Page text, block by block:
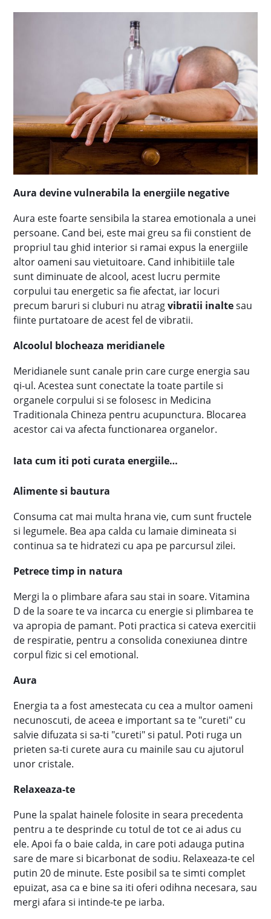
Aura devine vulnerabila la energiile negative
Aura este foarte sensibila la starea emotionala a unei
persoane. Cand bei, este mai greu sa fii constient de
propriul tau ghid interior si ramai expus la energiile
altor oameni sau vietuitoare. Cand inhibitiile tale
sunt diminuate de alcool, acest lucru permite
corpului tau energetic sa fie afectat, iar locuri
precum baruri si cluburi nu atragvibratii inaltesau
fiinte purtatoare de acest fel de vibratii.
Alcoolul blocheaza meridianele
Meridianele sunt canale prin care curge energia sau
qi-ul. Acestea sunt conectate la toate partile si
organele corpului si se folosesc in Medicina
Traditionala Chineza pentru acupunctura. Blocarea
acestor cai va afecta functionarea organelor.
Iata cum iti poti curata energiile…
Alimente si bautura
Consuma cat mai multa hrana vie, cum sunt fructele
si legumele. Bea apa calda cu lamaie dimineata si
continua sa te hidratezi cu apa pe parcursul zilei.
Petrece timp in natura
Mergi la o plimbare afara sau stai in soare. Vitamina
D de la soare te va incarca cu energie si plimbarea te
va apropia de pamant. Poti practica si cateva exercitii
de respiratie, pentru a consolida conexiunea dintre
corpul fizic si cel emotional.
Aura
Energia ta a fost amestecata cu cea a multor oameni
necunoscuti, de aceea e important sa te "cureti" cu
salvie difuzata si sa-ti "cureti" si patul. Poti ruga un
prieten sa-ti curete aura cu mainile sau cu ajutorul
unor cristale.
Relaxeaza-te
Pune la spalat hainele folosite in seara precedenta
pentru a te desprinde cu totul de tot ce ai adus cu
ele. Apoi fa o baie calda, in care poti adauga putina
sare de mare si bicarbonat de sodiu. Relaxeaza-te cel
putin 20 de minute. Este posibil sa te simti complet
epuizat, asa ca e bine sa iti oferi odihna necesara, sau
mergi afara si intinde-te pe iarba.